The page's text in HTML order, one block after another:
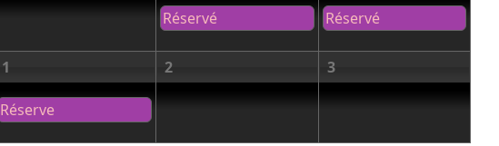
Réservé Réservé
1
Réserve
2 3